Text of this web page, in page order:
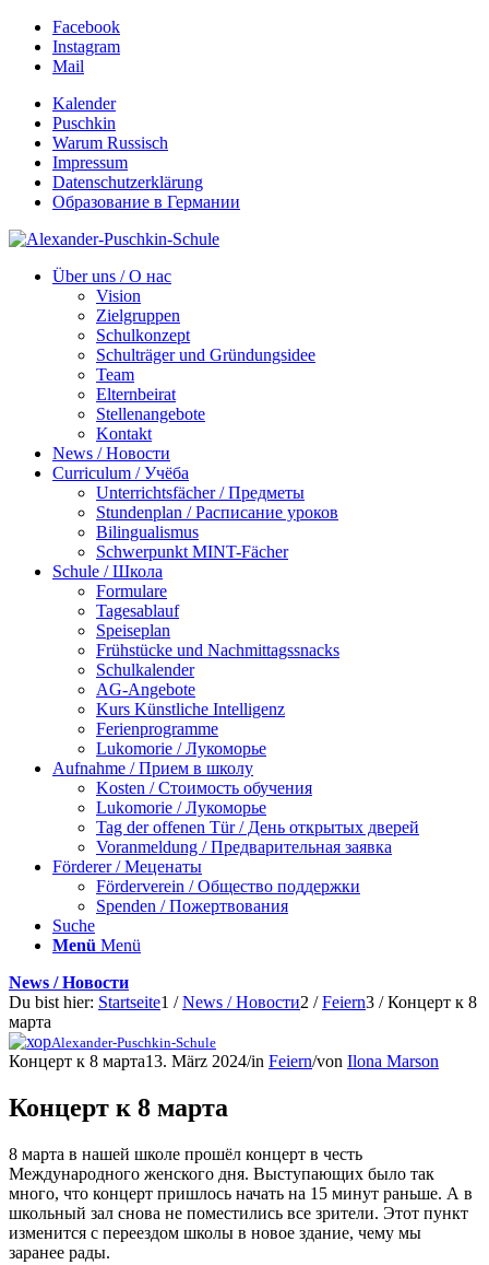
Facebook
Instagram
Mail
Kalender
Puschkin
Warum Russisch
Impressum
Datenschutzerklärung
Образование в Германии
Über uns / О нас
Vision
Zielgruppen
Schulkonzept
Schulträger und Gründungsidee
Team
Elternbeirat
Stellenangebote
Kontakt
News / Новости
Curriculum / Учёба
Unterrichtsfächer / Предметы
Stundenplan / Расписание уроков
Bilingualismus
Schwerpunkt MINT-Fächer
Schule / Школа
Formulare
Tagesablauf
Speiseplan
Frühstücke und Nachmittagssnacks
Schulkalender
AG-Angebote
Kurs Künstliche Intelligenz
Ferienprogramme
Lukomorie / Лукоморье
Aufnahme / Прием в школу
Kosten / Стоимость обучения
Lukomorie / Лукоморье
Tag der offenen Tür / День открытых дверей
Voranmeldung / Предварительная заявка
Förderer / Меценаты
Förderverein / Общество поддержки
Spenden / Пожертвования
Suche
Menü Menü
News / Новости
Du bist hier: Startseite1 / News / Новости2 / Feiern3 / Концерт к 8
марта
Alexander-Puschkin-Schule
Концерт к 8 марта13. März 2024/in Feiern/von Ilona Marson
Концерт к 8 марта
8 марта в нашей школе прошёл концерт в честь
Международного женского дня. Выступающих было так
много, что концерт пришлось начать на 15 минут раньше. А в
школьный зал снова не поместились все зрители. Этот пункт
изменится с переездом школы в новое здание, чему мы
заранее рады.